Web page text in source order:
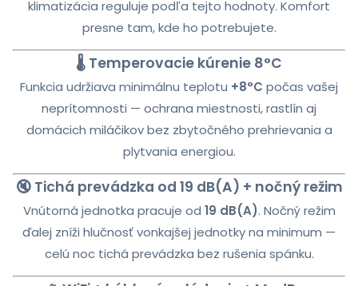
klimatizácia reguluje podľa tejto hodnoty. Komfort
presne tam, kde ho potrebujete.
🌡️ Temperovacie kúrenie 8°C
Funkcia udržiava minimálnu teplotu +8°C počas vašej
neprítomnosti — ochrana miestnosti, rastlín aj
domácich miláčikov bez zbytočného prehrievania a
plytvania energiou.
🔇 Tichá prevádzka od 19 dB(A) + nočný režim
Vnútorná jednotka pracuje od 19 dB(A). Nočný režim
ďalej zníži hlučnosť vonkajšej jednotky na minimum —
celú noc tichá prevádzka bez rušenia spánku.